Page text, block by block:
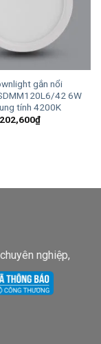
gắn nổi
42 6W
tính 4200K
Giá
202,600₫Giá
hiện
nghiệp,